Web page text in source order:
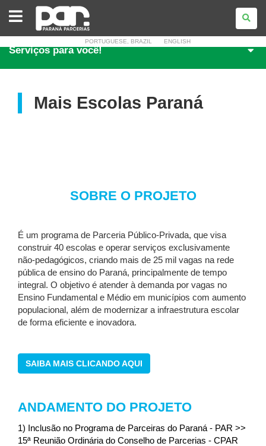
PARANÁ
PARCERIAS
PORTUGUESE, BRAZIL ENGLISH
Serviços para você!
Mais Escolas Paraná
SOBRE O PROJETO
É um programa de Parceria Público-Privada, que visa
construir 40 escolas e operar serviços exclusivamente
não-pedagógicos, criando mais de 25 mil vagas na rede
pública de ensino do Paraná, principalmente de tempo
integral. O objetivo é atender à demanda por vagas no
Ensino Fundamental e Médio em municípios com aumento
populacional, além de modernizar a infraestrutura escolar
de forma eficiente e inovadora.
SAIBA MAIS CLICANDO AQUI
ANDAMENTO DO PROJETO
1) Inclusão no Programa de Parceiras do Paraná - PAR >>
15ª Reunião Ordinária do Conselho de Parcerias - CPAR